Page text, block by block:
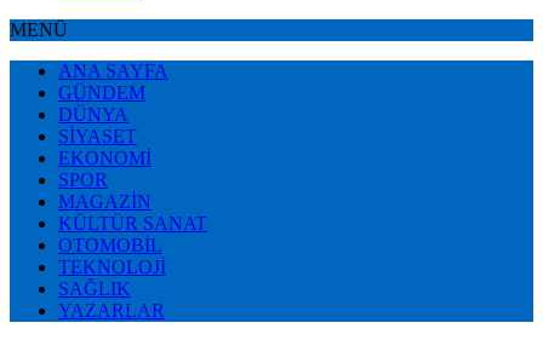
MENÜ
ANA SAYFA
GÜNDEM
DÜNYA
SİYASET
EKONOMİ
SPOR
MAGAZİN
KÜLTÜR SANAT
OTOMOBİL
TEKNOLOJİ
SAĞLIK
YAZARLAR